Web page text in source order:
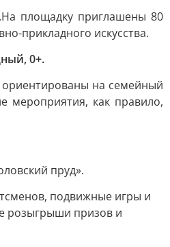
На площадку приглашены 80
прикладного искусства.
0+.
на семейный
мероприятия, как правило,
пруд».
подвижные игры и
розыгрыши призов и